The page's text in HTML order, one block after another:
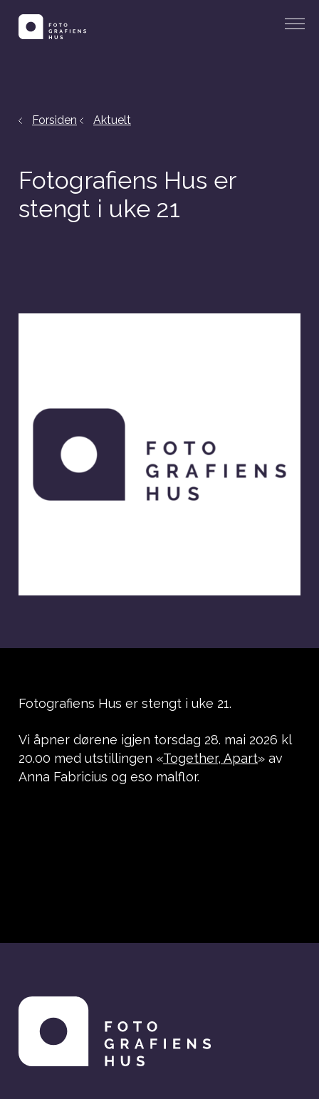
Forsiden Aktuelt
Fotografiens Hus er
stengt i uke 21
Fotografiens Hus er stengt i uke 21.
Vi åpner dørene igjen torsdag 28. mai 2026 kl
20.00 med utstillingen «Together, Apart» av
Anna Fabricius og eso malflor.